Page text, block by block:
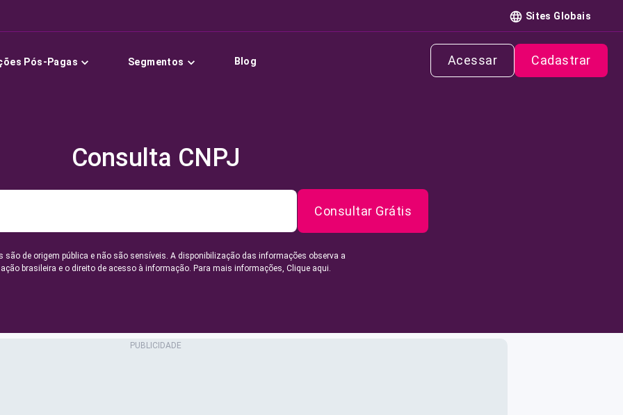
Sites Globais
Pós-Pagas Segmentos Blog Acessar Cadastrar
Consulta CNPJ
Consultar Grátis
são de origem pública e não são sensíveis. A disponibilização das informações observa a
brasileira e o direito de acesso à informação. Para mais informações, Clique aqui.